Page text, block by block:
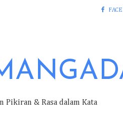
Pikiran & Rasa dalam Kata